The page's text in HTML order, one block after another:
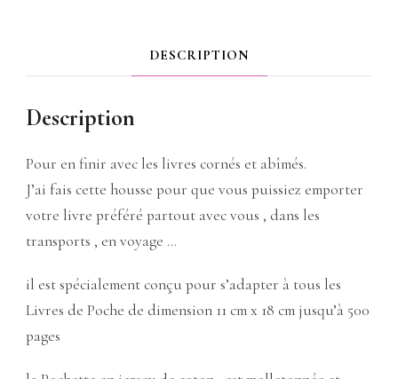
DESCRIPTION
Description
Pour en finir avec les livres cornés et abîmés.
J’ai fais cette housse pour que vous puissiez emporter
votre livre préféré partout avec vous , dans les
transports , en voyage …
il est spécialement conçu pour s’adapter à tous les
Livres de Poche de dimension 11 cm x 18 cm jusqu’à 500
pages